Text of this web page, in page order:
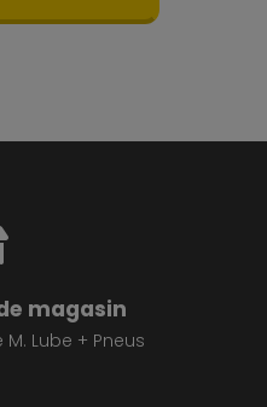
magasin
Lube + Pneus